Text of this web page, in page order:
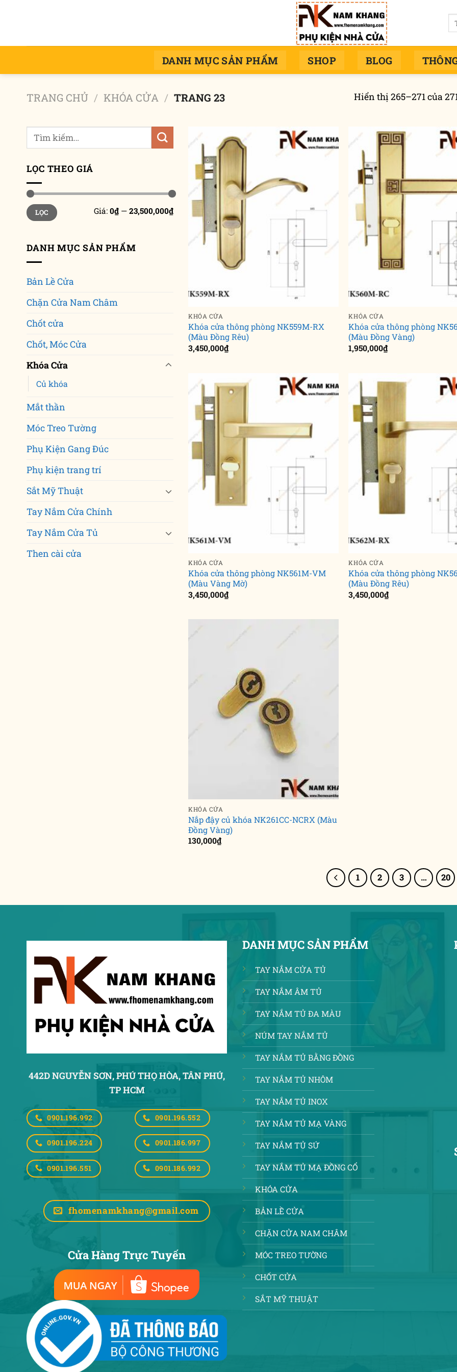
dung
DANH MỤC SẢN PHẨM SHOP BLOG
TRANG CHỦ / KHÓA CỬA / TRANG 23 Hiển thị 265–271 của
Tìm
LỌC THEO GIÁ
Giá
tối
thiểu
Giá
tối
đa
LỌC Giá: 0₫— 23,500,000₫
DANH MỤC SẢN PHẨM
Bản Lề Cửa
Chặn Cửa Nam Châm
Chốt cửa
Chốt, Móc Cửa
Khóa Cửa
Củ khóa
Mắt thần
Móc Treo Tường
Phụ Kiện Gang Đúc
Phụ kiện trang trí
Sắt Mỹ Thuật
Tay Nắm Cửa Chính
Tay Nắm Cửa Tủ
Then cài cửa
KHÓA CỬA
Khóa cửa thông phòng NK559M-RX
(Màu Đồng Rêu)
3,450,000₫
KHÓA CỬA
Khóa cửa thông phòng
(Màu Đồng Vàng)
1,950,000₫
KHÓA CỬA
Khóa cửa thông phòng NK561M-VM
(Màu Vàng Mờ)
3,450,000₫
KHÓA CỬA
Khóa cửa thông phòng
(Màu Đồng Rêu)
3,450,000₫
KHÓA CỬA
Nắp đậy củ khóa NK261CC-NCRX (Màu
Đồng Vàng)
130,000₫
1 2 3 … 20
442D NGUYỄN SƠN, PHÚ THỌ HÒA,TÂN PHÚ,
TP HCM
0901.196.992
0901.196.224
0901.196.551
0901.196.552
0901.186.997
0901.186.992
fhomenamkhang@gmail.com
Cửa Hàng Trực Tuyến
DANH MỤC SẢN PHẨM
TAY NẮM CỬA TỦ
TAY NẮM ÂM TỦ
TAY NẮM TỦ ĐA MÀU
NÚM TAY NẮM TỦ
TAY NẮM TỦ BẰNG ĐỒNG
TAY NẮM TỦ NHÔM
TAY NẮM TỦ INOX
TAY NẮM TỦ MẠ VÀNG
TAY NẮM TỦ SỨ
TAY NẮM TỦ MẠ ĐỒNG CỔ
KHÓA CỬA
BẢN LỀ CỬA
CHẶN CỬA NAM CHÂM
MÓC TREO TƯỜNG
CHỐT CỬA
SẮT MỸ THUẬT